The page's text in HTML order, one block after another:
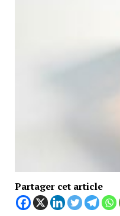
Partager cet article